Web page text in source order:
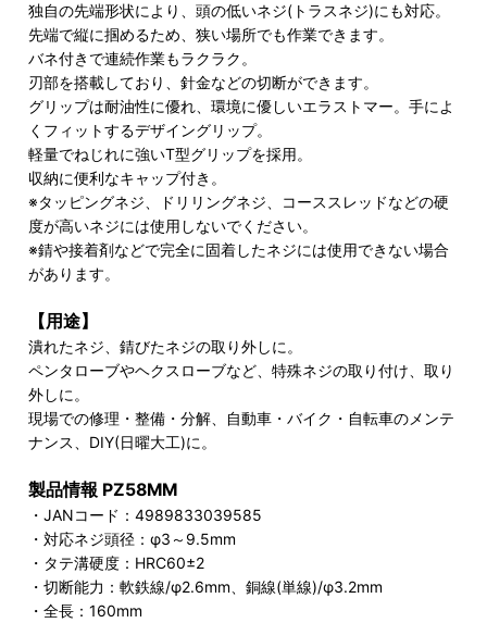
独自の先端形状により、頭の低いネジ(トラスネジ)にも対応。
先端で縦に掴めるため、狭い場所でも作業できます。
バネ付きで連続作業もラクラク。
刃部を搭載しており、針金などの切断ができます。
グリップは耐油性に優れ、環境に優しいエラストマー。手によ
くフィットするデザイングリップ。
軽量でねじれに強いT型グリップを採用。
収納に便利なキャップ付き。
※タッピングネジ、ドリリングネジ、コーススレッドなどの硬
度が高いネジには使用しないでください。
※錆や接着剤などで完全に固着したネジには使用できない場合
があります。
【用途】
潰れたネジ、錆びたネジの取り外しに。
ペンタローブやヘクスローブなど、特殊ネジの取り付け、取り
外しに。
現場での修理・整備・分解、自動車・バイク・自転車のメンテ
ナンス、DIY(日曜大工)に。
製品情報 PZ58MM
・JANコード：4989833039585
・対応ネジ頭径：φ3～9.5mm
・タテ溝硬度：HRC60±2
・切断能力：軟鉄線/φ2.6mm、銅線(単線)/φ3.2mm
・全長：160mm